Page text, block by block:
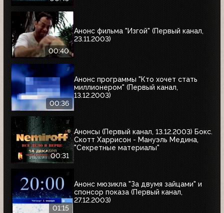
00:40
Анонс фильма "Изгой" (Первый канал,
23.11.2003)
00:36
Анонс программы "Кто хочет стать
миллионером" (Первый канал,
13.12.2003)
00:31
Анонсы (Первый канал, 13.12.2003) Бокс.
Скотт Харрисон - Мануэль Медина,
"Секретные материалы"
01:15
Анонс мюзикла "За двумя зайцами" и
спонсор показа (Первый канал,
27.12.2003)